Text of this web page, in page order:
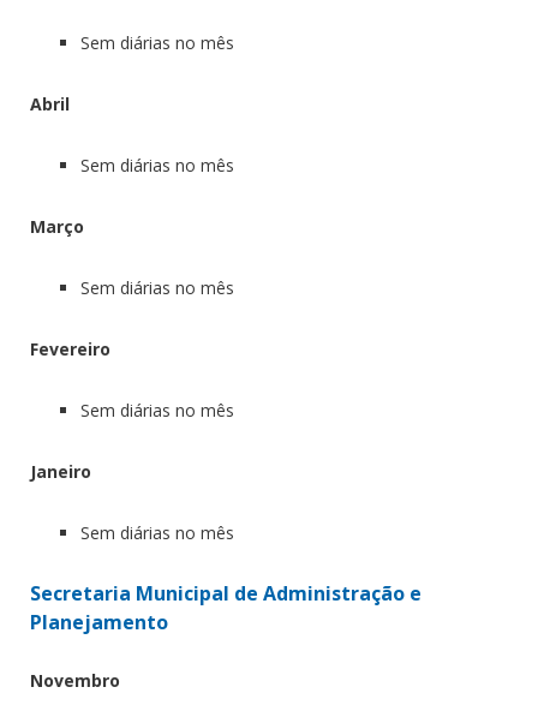
Sem diárias no mês
Abril
Sem diárias no mês
Março
Sem diárias no mês
Fevereiro
Sem diárias no mês
Janeiro
Sem diárias no mês
Secretaria Municipal de Administração e
Planejamento
Novembro